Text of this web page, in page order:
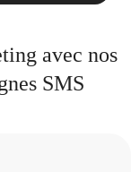
avec nos
SMS